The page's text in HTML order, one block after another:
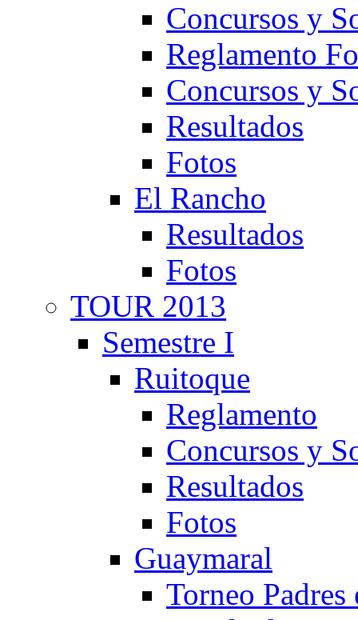
Concursos y
Reglamento
Concursos y
Resultados
Fotos
El Rancho
Resultados
Fotos
TOUR 2013
Semestre I
Ruitoque
Reglamento
Concursos y
Resultados
Fotos
Guaymaral
Torneo